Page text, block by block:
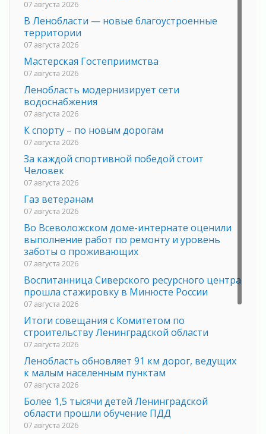
07 августа 2026
В Ленобласти — новые благоустроенные
территории
07 августа 2026
Мастерская Гостеприимства
07 августа 2026
Ленобласть модернизирует сети
водоснабжения
07 августа 2026
К спорту – по новым дорогам
07 августа 2026
За каждой спортивной победой стоит
Человек
07 августа 2026
Газ ветеранам
07 августа 2026
Во Всеволожском доме-интернате оценили
выполнение работ по ремонту и уровень
заботы о проживающих
07 августа 2026
Воспитанница Сиверского ресурсного центра
прошла стажировку в Минюсте России
07 августа 2026
Итоги совещания с Комитетом по
строительству Ленинградской области
07 августа 2026
Ленобласть обновляет 91 км дорог, ведущих
к малым населенным пунктам
07 августа 2026
Более 1,5 тысячи детей Ленинградской
области прошли обучение ПДД
07 августа 2026